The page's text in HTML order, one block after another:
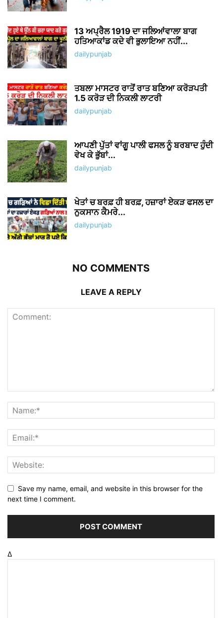
13 ਅਪ੍ਰੈਲ 1919 ਦਾ ਜਲਿਆਂਵਾਲਾ ਬਾਗ
ਹਤਿਆਕਾਂਡ ਕਦੇ ਵੀ ਭੁਲਾਇਆ ਨਹੀਂ...
dailypunjab
ਤਬਲਾ ਮਾਸਟਰ ਰਾਤੋਂ ਰਾਤ ਬਣਿਆ ਕਰੋੜਪਤੀ
1.5 ਕਰੋੜ ਦੀ ਨਿਕਲੀ ਲਾਟਰੀ
dailypunjab
ਆਪਣੀ ਪੁੱਤਾਂ ਵਾਂਗੂ ਪਾਲੀ ਫਸਲ ਨੂੰ ਬਰਬਾਦ ਹੁੰਦੀ
ਵੇਖ ਕੇ ਭੁੱਬਾਂ...
dailypunjab
ਖੇਤਾਂ ਚ ਬਰਫ਼ ਹੀ ਬਰਫ਼, ਹਜ਼ਾਰਾਂ ਏਕੜ ਫਸਲ ਦਾ
ਨੁਕਸਾਨ ਕੈਮਰੇ...
dailypunjab
NO COMMENTS
LEAVE A REPLY
Save my name, email, and website in this browser for the
next time I comment.
Δ